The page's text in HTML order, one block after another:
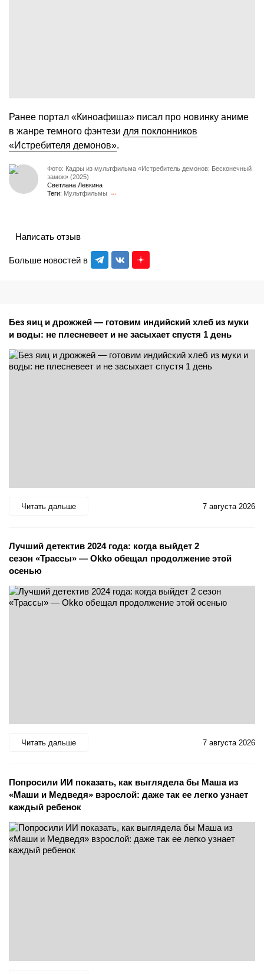
Ранее портал «Киноафиша» писал про новинку аниме
в жанре темного фэнтези для поклонников
«Истребителя демонов».
Фото: Кадры из мультфильма «Истребитель демонов: Бесконечный
замок» (2025)
Светлана Левкина
Теги: Мультфильмы
Больше новостей в
Написать отзыв
Без яиц и дрожжей — готовим индийский хлеб из муки
и воды: не плесневеет и не засыхает спустя 1 день
Читать дальше 7 августа 2026
Лучший детектив 2024 года: когда выйдет 2
сезон «Трассы» — Okko обещал продолжение этой
осенью
Читать дальше 7 августа 2026
Попросили ИИ показать, как выглядела бы Маша из
«Маши и Медведя» взрослой: даже так ее легко узнает
каждый ребенок